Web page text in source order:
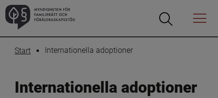
Öppna
Öppna
Menyn
Start Internationella adoptioner
Internationella adoptioner